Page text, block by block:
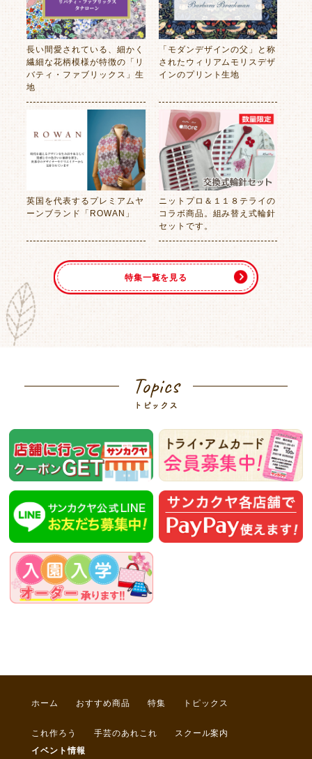
長い間愛されている、細かく
繊細な花柄模様が特徴の「リ
バティ・ファブリックス」生
地
「モダンデザインの父」と称
されたウィリアムモリスデザ
インのプリント生地
英国を代表するプレミアムヤ
ーンブランド「ROWAN」
ニットプロ＆１１８テライの
コラボ商品。組み替え式輪針
セットです。
特集一覧を見る
Topics
トピックス
ホーム おすすめ商品 特集 トピックス
これ作ろう 手芸のあれこれ
スクール案内
イベント情報